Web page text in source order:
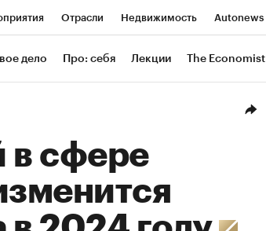
Отрасли Недвижимость Autonews
РБК Life Тренды Визионеры
дело Про: себя Лекции The Economist
в сфере